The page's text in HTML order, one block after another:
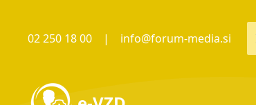
02 250 18 00 | info@forum-media.si